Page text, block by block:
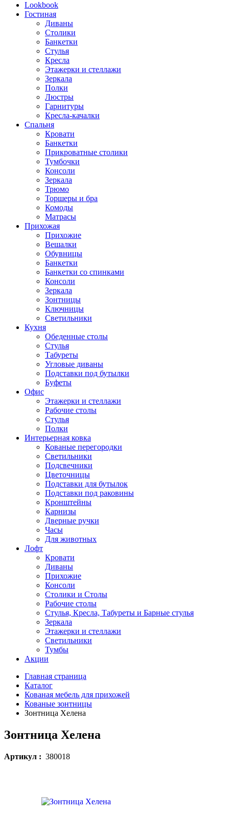
Lookbook
Гостиная
Диваны
Столики
Банкетки
Стулья
Кресла
Этажерки и стеллажи
Зеркала
Полки
Люстры
Гарнитуры
Кресла-качалки
Спальня
Кровати
Банкетки
Прикроватные столики
Тумбочки
Консоли
Зеркала
Трюмо
Торшеры и бра
Комоды
Матрасы
Прихожая
Прихожие
Вешалки
Обувницы
Банкетки
Банкетки со спинками
Консоли
Зеркала
Зонтницы
Ключницы
Светильники
Кухня
Обеденные столы
Стулья
Табуреты
Угловые диваны
Подставки под бутылки
Буфеты
Офис
Этажерки и стеллажи
Рабочие столы
Стулья
Полки
Интерьерная ковка
Кованые перегородки
Светильники
Подсвечники
Цветочницы
Подставки для бутылок
Подставки под раковины
Кронштейны
Карнизы
Дверные ручки
Часы
Для животных
Лофт
Кровати
Диваны
Прихожие
Консоли
Столики и Столы
Рабочие столы
Стулья, Кресла, Табуреты и Барные стулья
Зеркала
Этажерки и стеллажи
Светильники
Тумбы
Акции
Главная страница
Каталог
Кованая мебель для прихожей
Кованые зонтницы
Зонтница Хелена
Зонтница Хелена
Артикул : 380018